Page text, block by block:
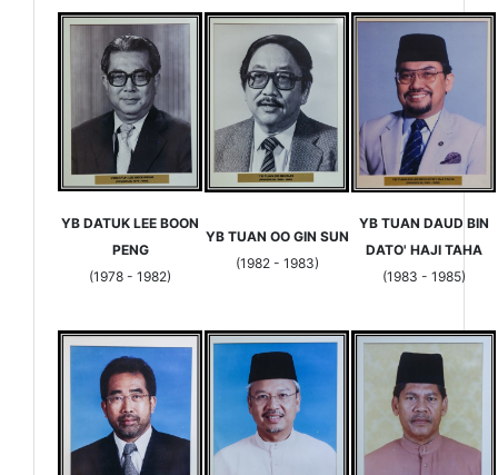
YB DATUK LEE BOON
PENG
(1978 - 1982)
YB TUAN OO GIN SUN
(1982 - 1983)
YB TUAN DAUD BIN
DATO' HAJI TAHA
(1983 - 1985)